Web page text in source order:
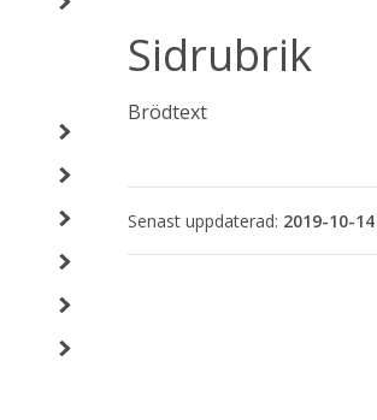
Sidrubrik
Brödtext
Senast uppdaterad: 2019-10-14